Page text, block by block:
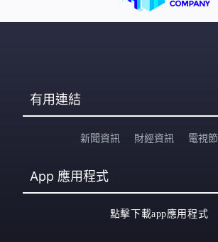
有用連結
新聞資訊 財經資訊 電視
App 應用程式
點擊下載app應用程式